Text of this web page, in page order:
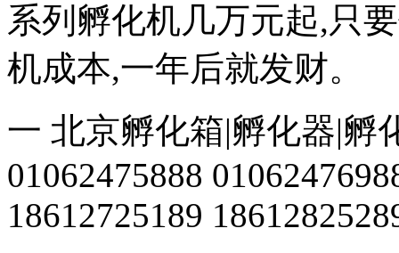
系列孵化机几万元起,只
机成本,一年后就发财。
一 北京孵化箱|孵化器|孵
01062475888
18612725189